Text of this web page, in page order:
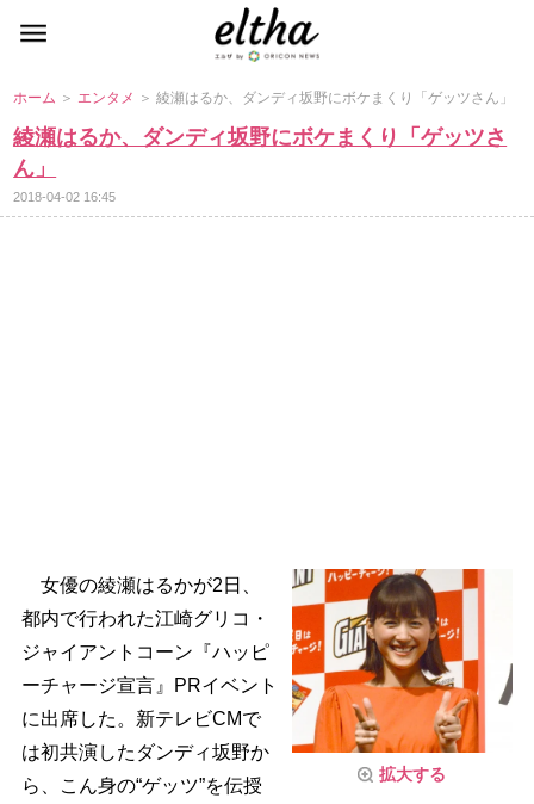
ホーム ＞ エンタメ ＞ 綾瀬はるか、ダンディ坂野にボケまくり「ゲッツさん」
綾瀬はるか、ダンディ坂野にボケまくり「ゲッツさ
ん」
2018-04-02 16:45
拡大する
女優の綾瀬はるかが2日、
都内で行われた江崎グリコ・
ジャイアントコーン『ハッピ
ーチャージ宣言』PRイベント
に出席した。新テレビCMで
は初共演したダンディ坂野か
ら、こん身の“ゲッツ”を伝授